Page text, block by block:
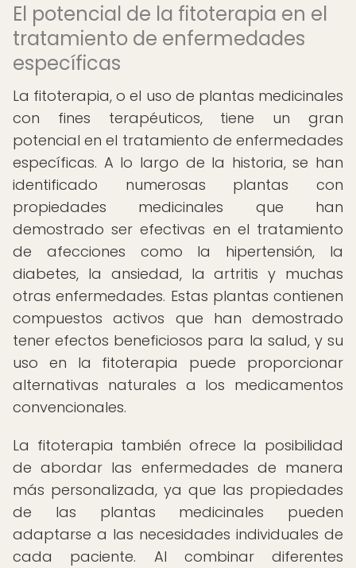
El potencial de la fitoterapia en el
tratamiento de enfermedades
específicas
La fitoterapia, o el uso de plantas medicinales
con fines terapéuticos, tiene un gran
potencial en el tratamiento de enfermedades
específicas. A lo largo de la historia, se han
identificado numerosas plantas con
propiedades medicinales que han
demostrado ser efectivas en el tratamiento
de afecciones como la hipertensión, la
diabetes, la ansiedad, la artritis y muchas
otras enfermedades. Estas plantas contienen
compuestos activos que han demostrado
tener efectos beneficiosos para la salud, y su
uso en la fitoterapia puede proporcionar
alternativas naturales a los medicamentos
convencionales.
La fitoterapia también ofrece la posibilidad
de abordar las enfermedades de manera
más personalizada, ya que las propiedades
de las plantas medicinales pueden
adaptarse a las necesidades individuales de
cada paciente. Al combinar diferentes